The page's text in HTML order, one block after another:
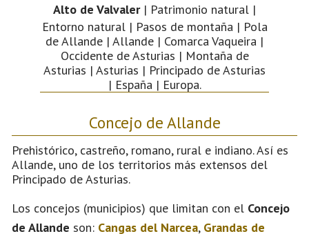
Alto de Valvaler| Patrimonio natural |
Entorno natural | Pasos de montaña | Pola
de Allande | Allande | Comarca Vaqueira |
Occidente de Asturias | Montaña de
Asturias | Asturias | Principado de Asturias
| España | Europa.
Concejo de Allande
Prehistórico, castreño, romano, rural e indiano. Así es
Allande, uno de los territorios más extensos del
Principado de Asturias.
Los concejos (municipios) que limitan con el Concejo
de Allande son: Cangas del Narcea, Grandas de